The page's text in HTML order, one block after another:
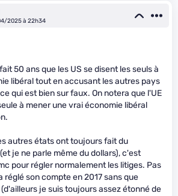
2025 à 22h34
50 ans que les US se disent les seuls à
libéral tout en accusant les autres pays
qui est bien sur faux. On notera que l'UE
à mener une vrai économie libéral
autres états ont toujours fait du
je ne parle même du dollars), c'est
pour régler normalement les litiges. Pas
réglé son compte en 2017 sans que
je suis toujours assez étonné de